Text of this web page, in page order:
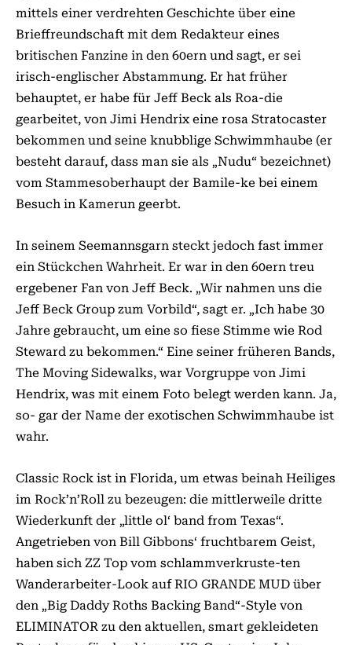
mittels einer verdrehten Geschichte über eine
Brieffreundschaft mit dem Redakteur eines
britischen Fanzine in den 60ern und sagt, er sei
irisch-englischer Abstammung. Er hat früher
behauptet, er habe für Jeff Beck als Roa-die
gearbeitet, von Jimi Hendrix eine rosa Stratocaster
bekommen und seine knubblige Schwimmhaube (er
besteht darauf, dass man sie als „Nudu“ bezeichnet)
vom Stammesoberhaupt der Bamile-ke bei einem
Besuch in Kamerun geerbt.
In seinem Seemannsgarn steckt jedoch fast immer
ein Stückchen Wahrheit. Er war in den 60ern treu
ergebener Fan von Jeff Beck. „Wir nahmen uns die
Jeff Beck Group zum Vorbild“, sagt er. „Ich habe 30
Jahre gebraucht, um eine so fiese Stimme wie Rod
Steward zu bekommen.“ Eine seiner früheren Bands,
The Moving Sidewalks, war Vorgruppe von Jimi
Hendrix, was mit einem Foto belegt werden kann. Ja,
so- gar der Name der exotischen Schwimmhaube ist
wahr.
Classic Rock ist in Florida, um etwas beinah Heiliges
im Rock’n’Roll zu bezeugen: die mittlerweile dritte
Wiederkunft der „little ol‘ band from Texas“.
Angetrieben von Bill Gibbons‘ fruchtbarem Geist,
haben sich ZZ Top vom schlammverkruste-ten
Wanderarbeiter-Look auf RIO GRANDE MUD über
den „Big Daddy Roths Backing Band“-Style von
ELIMINATOR zu den aktuellen, smart gekleideten